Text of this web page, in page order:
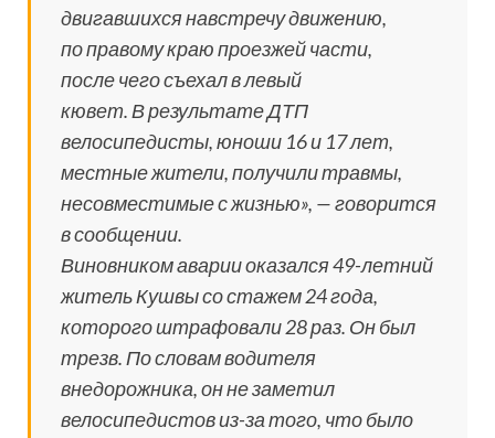
двигавшихся навстречу движению,
по правому краю проезжей части,
после чего съехал в левый
кювет. В результате ДТП
велосипедисты, юноши 16 и 17 лет,
местные жители, получили травмы,
несовместимые с жизнью», — говорится
в сообщении.
Виновником аварии оказался 49-летний
житель Кушвы со стажем 24 года,
которого штрафовали 28 раз. Он был
трезв. По словам водителя
внедорожника, он не заметил
велосипедистов из-за того, что было